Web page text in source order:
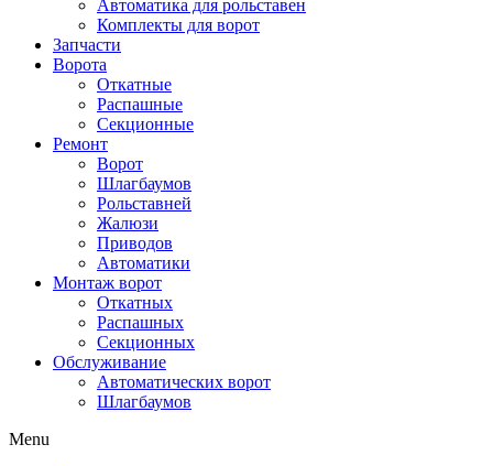
Автоматика для рольставен
Комплекты для ворот
Запчасти
Ворота
Откатные
Распашные
Секционные
Ремонт
Ворот
Шлагбаумов
Рольставней
Жалюзи
Приводов
Автоматики
Монтаж ворот
Откатных
Распашных
Секционных
Обслуживание
Автоматических ворот
Шлагбаумов
Menu